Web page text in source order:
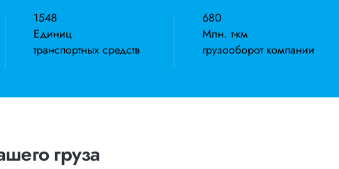
Предоставляем все стандартные виды
погрузочно-разгрузочные работы, оформление
каждым клиентом закреплен менеджер, который
груза. Чтобы получить коммерческое предложение
1548
Единиц
транспортных средств
680
Млн. т-км
грузооборот компании
груза